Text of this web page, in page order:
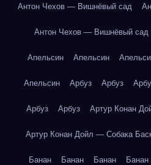
Антон Чехов — Вишнёвый сад
Антон Чехов — Вишнёвый сад
Апельсин Апельсин
Апельсин Арбуз Арбуз
Арбуз Арбуз Артур Конан
Артур Конан Дойл — Собака
Банан Банан Банан Банан